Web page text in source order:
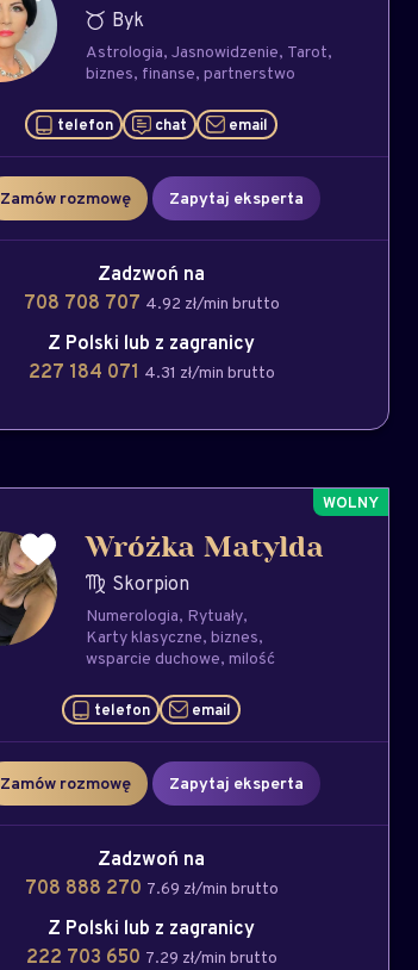
Byk
Astrologia Jasnowidzenie Tarot
biznes finanse partnerstwo
telefon chat email
Zamów rozmowę Zapytaj eksperta
Zadzwoń na
708 708 707 4.92 zł/min brutto
Z Polski lub z zagranicy
227 184 071 4.31 zł/min brutto
Wróżka Matylda
Skorpion
Numerologia Rytuały
Karty klasyczne biznes
wsparcie duchowe milość
telefon email
Zamów rozmowę Zapytaj eksperta
Zadzwoń na
708 888 270 7.69 zł/min brutto
Z Polski lub z zagranicy
222 703 650 7.29 zł/min brutto